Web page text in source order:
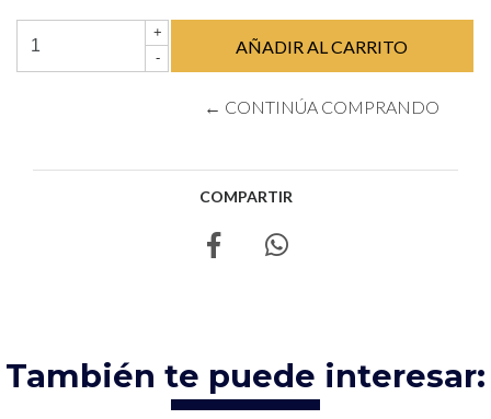
+
-
← CONTINÚA COMPRANDO
COMPARTIR
También te puede interesar: